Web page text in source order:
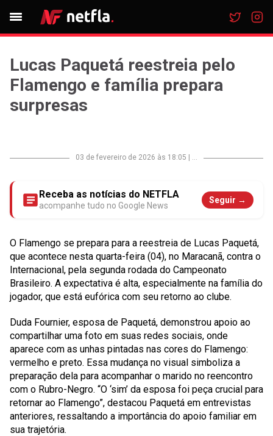
Lucas Paquetá reestreia pelo
Flamengo e família prepara
surpresas
03 de fevereiro de 2026 às 18:05 ...
Receba as notícias do NETFLA
acompanhe tudo no Google News
Seguir →
O Flamengo se prepara para a reestreia de Lucas Paquetá,
que acontece nesta quarta-feira (04), no Maracanã, contra o
Internacional, pela segunda rodada do Campeonato
Brasileiro. A expectativa é alta, especialmente na família do
jogador, que está eufórica com seu retorno ao clube.
Duda Fournier, esposa de Paquetá, demonstrou apoio ao
compartilhar uma foto em suas redes sociais, onde
aparece com as unhas pintadas nas cores do Flamengo:
vermelho e preto. Essa mudança no visual simboliza a
preparação dela para acompanhar o marido no reencontro
com o Rubro-Negro. “O ‘sim’ da esposa foi peça crucial para
retornar ao Flamengo”, destacou Paquetá em entrevistas
anteriores, ressaltando a importância do apoio familiar em
sua trajetória.